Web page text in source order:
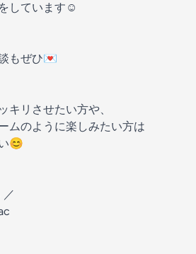
しています☺️
もぜひ💌
キリさせたい方や、
ムのように楽しみたい方は
😊
／